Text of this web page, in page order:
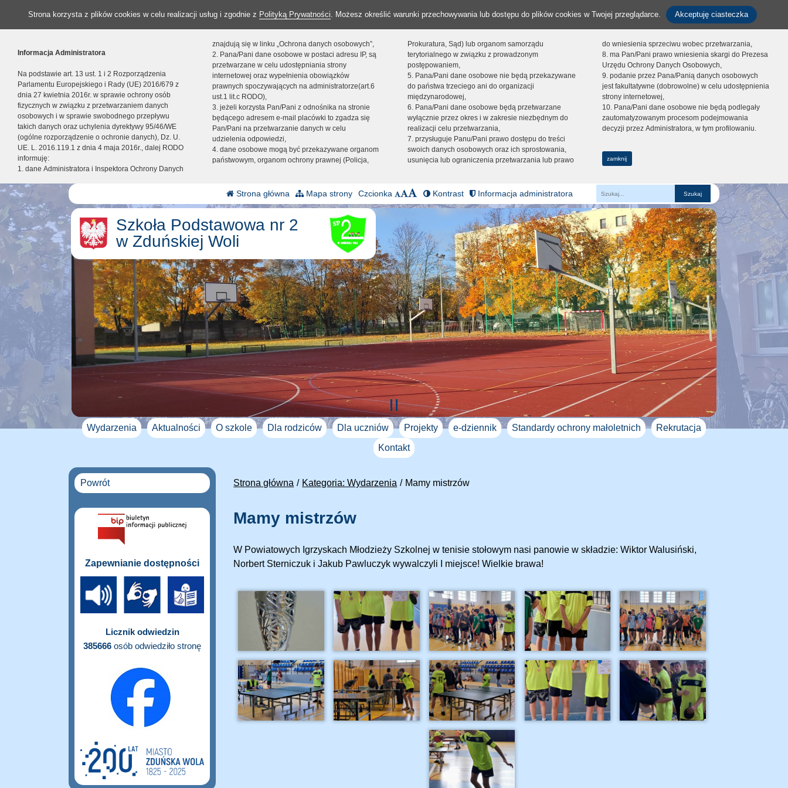
Strona korzysta z plików cookies w celu realizacji usług i zgodnie z Polityką Prywatności. Możesz określić warunki przechowywania lub dostępu do plików cookies w Twojej przeglądarce. Akceptuję ciasteczka
Informacja Administratora
Na podstawie art. 13 ust. 1 i 2 Rozporządzenia
Parlamentu Europejskiego i Rady (UE) 2016/679 z
dnia 27 kwietnia 2016r. w sprawie ochrony osób
fizycznych w związku z przetwarzaniem danych
osobowych i w sprawie swobodnego przepływu
takich danych oraz uchylenia dyrektywy 95/46/WE
(ogólne rozporządzenie o ochronie danych), Dz. U.
UE. L. 2016.119.1 z dnia 4 maja 2016r., dalej RODO
informuję:
1. dane Administratora i Inspektora Ochrony Danych
znajdują się w linku „Ochrona danych osobowych”,
2. Pana/Pani dane osobowe w postaci adresu IP, są
przetwarzane w celu udostępniania strony
internetowej oraz wypełnienia obowiązków
prawnych spoczywających na administratorze(art.6
ust.1 lit.c RODO),
3. jeżeli korzysta Pan/Pani z odnośnika na stronie
będącego adresem e-mail placówki to zgadza się
Pan/Pani na przetwarzanie danych w celu
udzielenia odpowiedzi,
4. dane osobowe mogą być przekazywane organom
państwowym, organom ochrony prawnej (Policja,
Prokuratura, Sąd) lub organom samorządu
terytorialnego w związku z prowadzonym
postępowaniem,
5. Pana/Pani dane osobowe nie będą przekazywane
do państwa trzeciego ani do organizacji
międzynarodowej,
6. Pana/Pani dane osobowe będą przetwarzane
wyłącznie przez okres i w zakresie niezbędnym do
realizacji celu przetwarzania,
7. przysługuje Panu/Pani prawo dostępu do treści
swoich danych osobowych oraz ich sprostowania,
usunięcia lub ograniczenia przetwarzania lub prawo
do wniesienia sprzeciwu wobec przetwarzania,
8. ma Pan/Pani prawo wniesienia skargi do Prezesa
Urzędu Ochrony Danych Osobowych,
9. podanie przez Pana/Panią danych osobowych
jest fakultatywne (dobrowolne) w celu udostępnienia
strony internetowej,
10. Pana/Pani dane osobowe nie będą podlegały
zautomatyzowanym procesom podejmowania
decyzji przez Administratora, w tym profilowaniu.
zamknij
Strona główna Mapa strony Czcionka Kontrast Informacja administratora
Fraza
Szkoła Podstawowa nr 2
w Zduńskiej Woli
Wydarzenia Aktualności O szkole Dla rodziców Dla uczniów Projekty e-dziennik Standardy ochrony małoletnich
Rekrutacja
Kontakt
Strona główna Kategoria: Wydarzenia Mamy mistrzów
Mamy mistrzów
W Powiatowych Igrzyskach Młodzieży Szkolnej w tenisie stołowym nasi panowie w składzie: Wiktor Walusiński,
Norbert Sterniczuk i Jakub Pawluczyk wywalczyli I miejsce! Wielkie brawa!
Powrót
Zapewnianie dostępności
Licznik odwiedzin
385666 osób odwiedziło stronę